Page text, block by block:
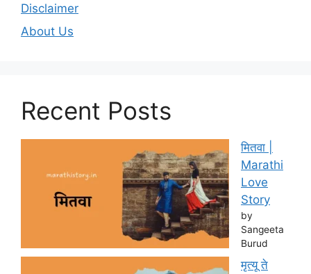
Disclaimer
About Us
Recent Posts
मितवा |
Marathi
Love
Story
by
Sangeeta
Burud
मृत्यू ते